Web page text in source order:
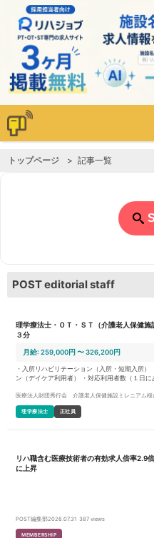
トップページ 記事一覧
POST editorial staff
理学療法士・ＯＴ・ＳＴ（介護老人保健施
３分
月給: 259,000円 〜 326,200円
・入所リハビリテーション（入所・短期入所）
ン（デイケア利用者） ・対応利用者数（１日に
のサポート／地域に関連した委託業務等の対応
なくリハビリテーション科全体で利用者様の対
問業務（家屋調査や担当者会議等）を段階的に
医療法人財団秀行会 介護老人保健施設ミレニアム桜
理学療法士 正社員
リハ職含む医療技術者の有効求人倍率2.9
に上昇
POST編集部2026.07.31 387 views
MEMBERSHIP